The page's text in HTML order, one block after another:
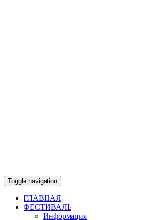
Toggle navigation
ГЛАВНАЯ
ФЕСТИВАЛЬ
Информация